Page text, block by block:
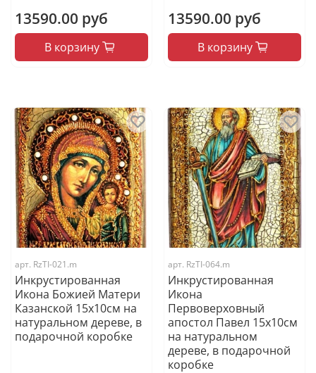
13590.00 руб
В корзину
13590.00 руб
В корзину
арт. RzTI-021.m
Инкрустированная
Икона Божией Матери
Казанской 15х10см на
натуральном дереве, в
подарочной коробке
арт. RzTI-064.m
Инкрустированная
Икона
Первоверховный
апостол Павел 15х10см
на натуральном
дереве, в подарочной
коробке